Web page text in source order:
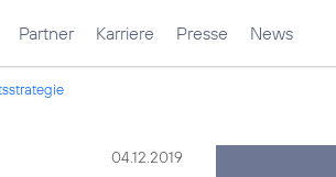
Partner Karriere Presse News
04.12.2019